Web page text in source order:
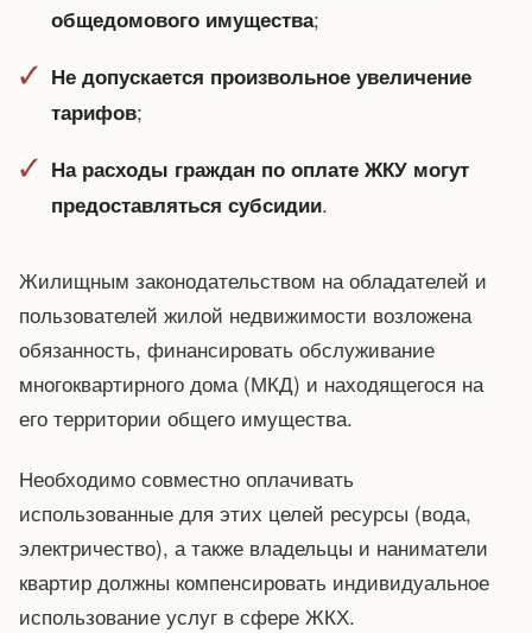
общедомового имущества;
Не допускается произвольное увеличение
тарифов;
На расходы граждан по оплате ЖКУ могут
предоставляться субсидии.
Жилищным законодательством на обладателей и
пользователей жилой недвижимости возложена
обязанность, финансировать обслуживание
многоквартирного дома (МКД) и находящегося на
его территории общего имущества.
Необходимо совместно оплачивать
использованные для этих целей ресурсы (вода,
электричество), а также владельцы и наниматели
квартир должны компенсировать индивидуальное
использование услуг в сфере ЖКХ.